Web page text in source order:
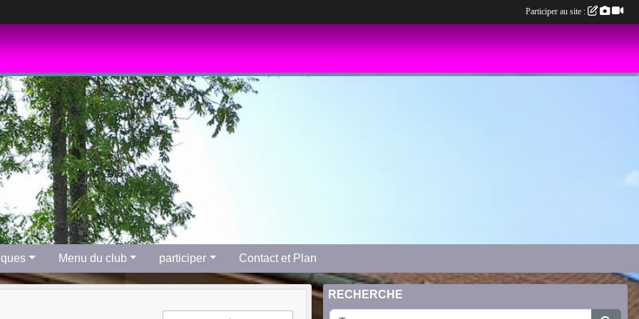
Menu du club participer Contact et Plan
RECHERCHE
Participer au site :